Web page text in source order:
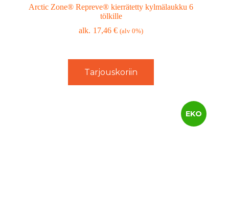
Arctic Zone® Repreve® kierrätetty kylmälaukku 6
tölkille
17,46€ (alv 0%)
Tarjouskoriin
EKO